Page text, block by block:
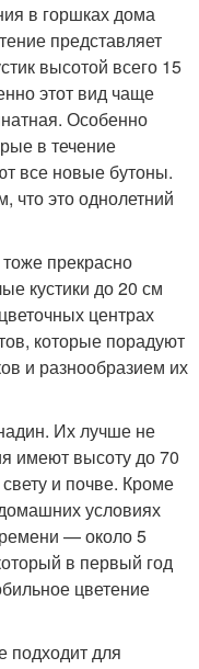
в горшках дома
представляет
высотой всего 15
этот вид чаще
Особенно
в течение
все новые бутоны.
что это однолетний
прекрасно
кустики до 20 см
центрах
которые порадуют
и разнообразием их
Их лучше не
имеют высоту до 70
и почве. Кроме
условиях
— около 5
в первый год
цветение
подходит для